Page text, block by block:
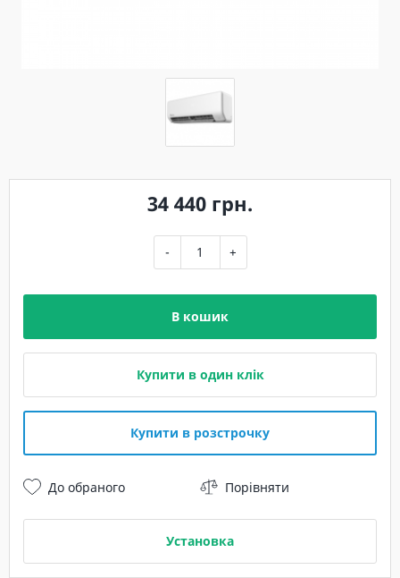
34 440 грн.
- +
В кошик
Купити в один клік
Купити в розстрочку
До обраного Порівняти
Установка